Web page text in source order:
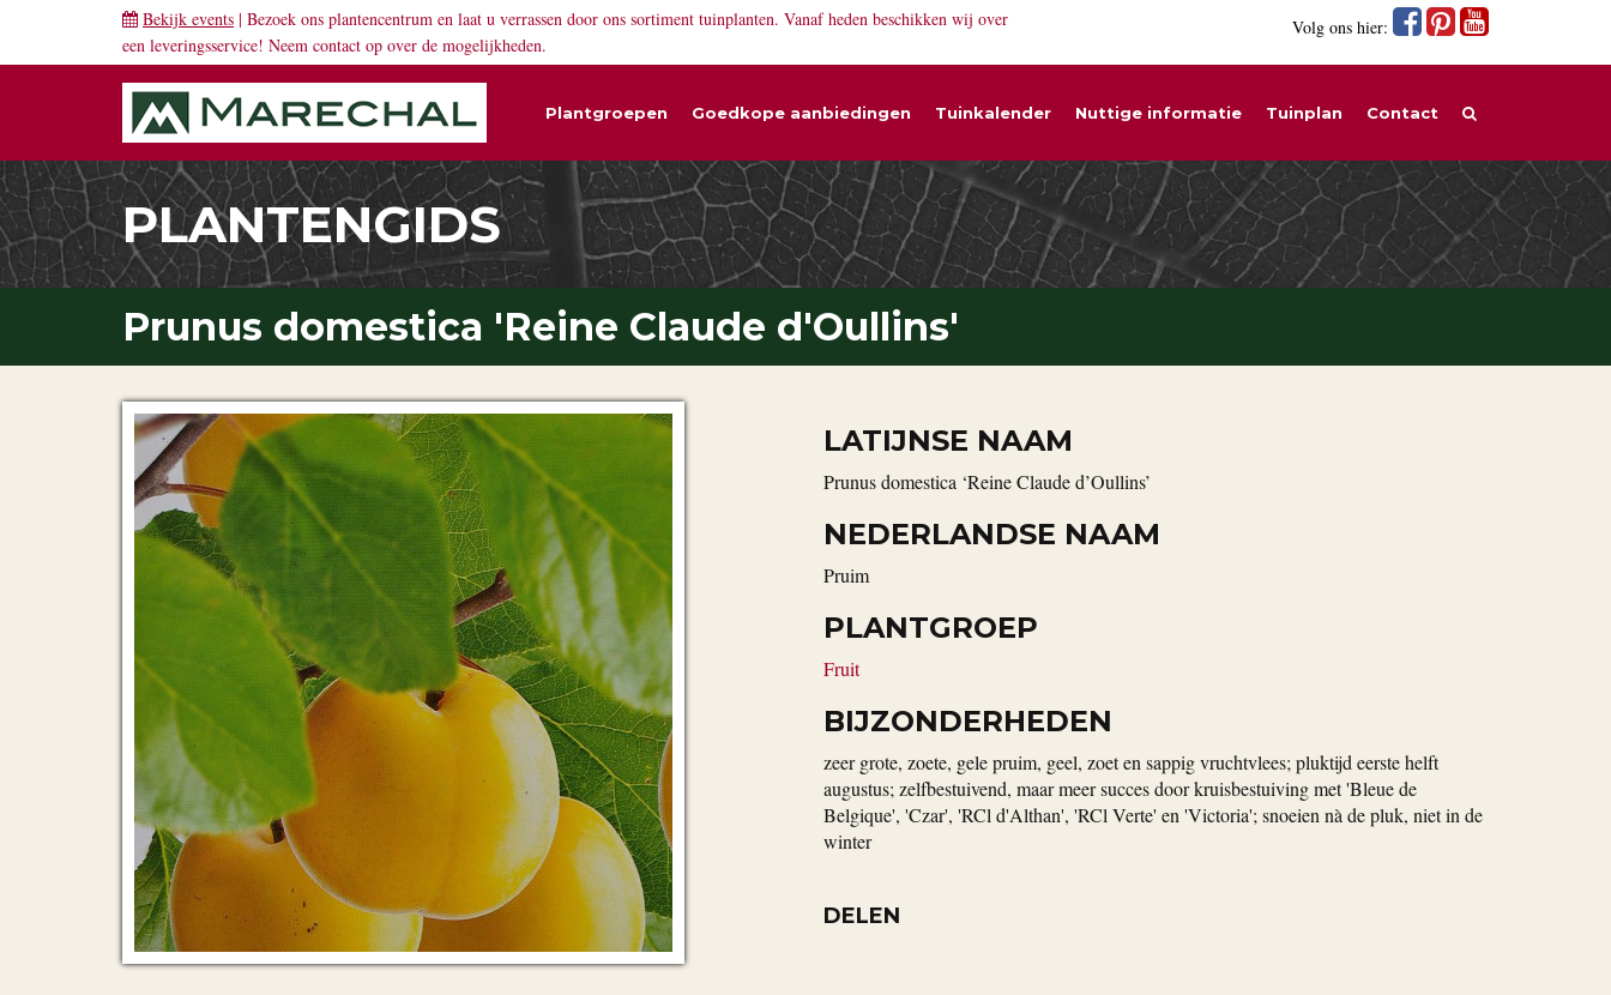
Bekijk events | Bezoek ons plantencentrum en laat u verrassen door ons sortiment tuinplanten. Vanaf heden beschikken wij over
een leveringsservice! Neem contact op over de mogelijkheden.
Volg ons hier:
Plantgroepen Goedkope aanbiedingen Tuinkalender Nuttige informatie Tuinplan Contact
PLANTENGIDS
Prunus domestica 'Reine Claude d'Oullins'
LATIJNSE NAAM
Prunus domestica ‘Reine Claude d’Oullins’
NEDERLANDSE NAAM
pruim
PLANTGROEP
Fruit
BIJZONDERHEDEN
zeer grote, zoete, gele pruim, geel, zoet en sappig vruchtvlees; pluktijd eerste helft
augustus; zelfbestuivend, maar meer succes door kruisbestuiving met 'Bleue de
Belgique', 'Czar', 'RCl d'Althan', 'RCl Verte' en 'Victoria'; snoeien nà de pluk, niet in de
winter
DELEN